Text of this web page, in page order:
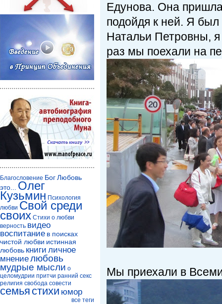
Едунова. Она
подойдя к ней. Я был
Натальи Петровны,
раз мы поехали на
Мы приехали в
Благословение БогЛюбовь
это...
Олег
Кузьмин Психология
любви Свой среди
своих Стихи о любви
верность видео
воспитание в поисках
чистой любви истинная
любовь книги личное
мнениелюбовь
мудрые мысли о
целомудрии притчи ранний секс
религия свобода совести
семья стихи юмор
все теги